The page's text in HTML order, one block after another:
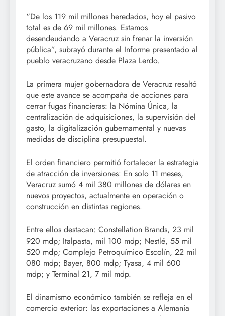
“De los 119 mil millones heredados, hoy el pasivo
total es de 69 mil millones. Estamos
desendeudando a Veracruz sin frenar la inversión
pública”, subrayó durante el Informe presentado al
pueblo veracruzano desde Plaza Lerdo.
La primera mujer gobernadora de Veracruz resaltó
que este avance se acompaña de acciones para
cerrar fugas financieras: la Nómina Única, la
centralización de adquisiciones, la supervisión del
gasto, la digitalización gubernamental y nuevas
medidas de disciplina presupuestal.
El orden financiero permitió fortalecer la estrategia
de atracción de inversiones: En solo 11 meses,
Veracruz sumó 4 mil 380 millones de dólares en
nuevos proyectos, actualmente en operación o
construcción en distintas regiones.
Entre ellos destacan: Constellation Brands, 23 mil
920 mdp; Italpasta, mil 100 mdp; Nestlé, 55 mil
520 mdp; Complejo Petroquímico Escolín, 22 mil
080 mdp; Bayer, 800 mdp; Tyasa, 4 mil 600
mdp; y Terminal 21, 7 mil mdp.
El dinamismo económico también se refleja en el
comercio exterior: las exportaciones a Alemania